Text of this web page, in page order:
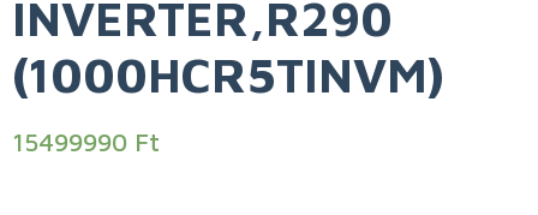
INVERTER,R290
(1000HCR5TINVM)
15499990 Ft